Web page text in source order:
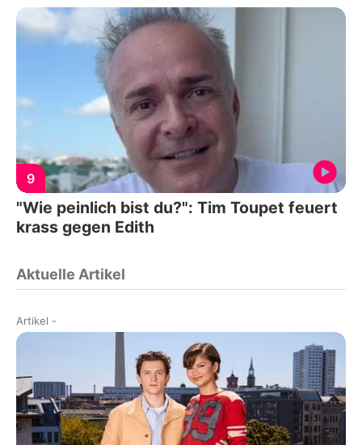
9
"Wie peinlich bist du?": Tim Toupet feuert
krass gegen Edith
Aktuelle Artikel
Artikel -